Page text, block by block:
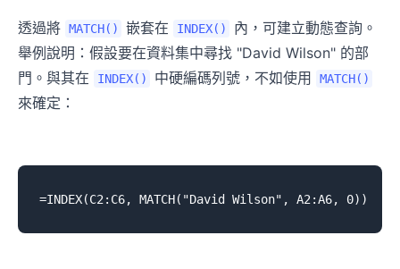
透過將 MATCH() 嵌套在 INDEX()
內，可建立動態查詢。
舉例說明：假設要在資料集中尋找 "David Wilson" 的部
門。與其在
INDEX() 中硬編碼列號，不如使用 MATCH()
來確定：